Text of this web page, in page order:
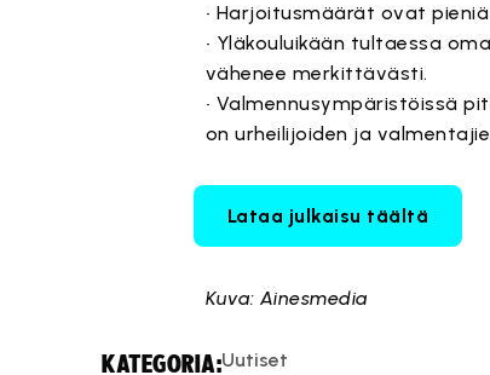
• Harjoitusmäärät ovat
• Yläkouluikään tultaessa
vähenee merkittävästi.
• Valmennusympäristöissä
on urheilijoiden ja
Lataa julkaisu täältä
Kuva: Ainesmedia
KATEGORIA:Uutiset